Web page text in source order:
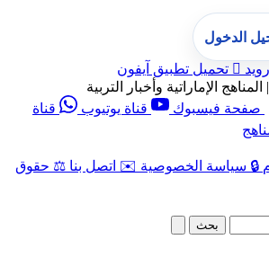
 تحميل تطبيق آيفون
الإماراتية وأخبار التربية
صفحة فيسبوك قناة يوتيوب
قناة
🔒 سياسة الخصوصية ✉️ اتصل بنا ⚖️ حقوق
الدخول
بحث